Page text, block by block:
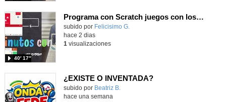
Programa con Scratch juegos con los partidos del mundial 2026 ganados por España
Contenido educativo.
subido por Felicisimo G.
40′ 17″
hace 2 dias
1 visualizaciones
¿EXISTE O INVENTADA?
Contenido educativo.
subido por Beatriz B.
hace una semana